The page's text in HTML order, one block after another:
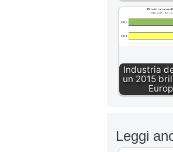
Industria
un 2015
Leggi